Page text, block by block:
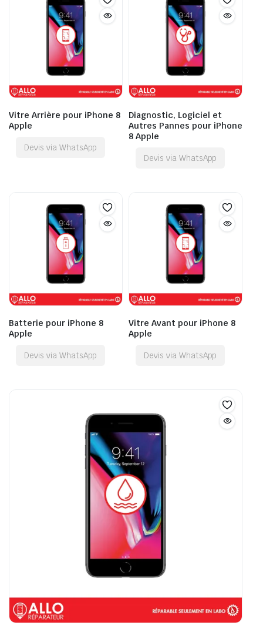
Vitre Arrière pour iPhone 8
Apple
Devis via WhatsApp
Diagnostic, Logiciel et
Autres Pannes pour iPhone
8 Apple
Devis via WhatsApp
Batterie pour iPhone 8
Apple
Devis via WhatsApp
Vitre Avant pour iPhone 8
Apple
Devis via WhatsApp